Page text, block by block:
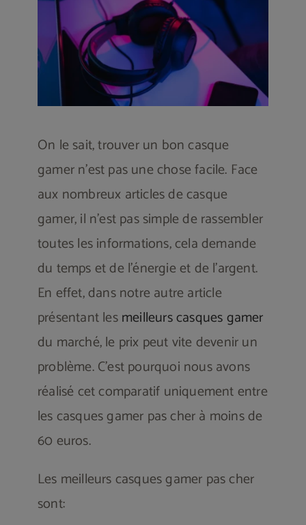
Les chaises gamers
Écrans gamer
Bureaux gamer
Contactez-nous
On le sait, trouver un bon casque
gamer n’est pas une chose facile. Face
aux nombreux articles de casque
gamer, il n’est pas simple de rassembler
toutes les informations, cela demande
du temps et de l’énergie et de l’argent.
En effet, dans notre autre article
présentant lesmeilleurs casques gamer
du marché, le prix peut vite devenir un
problème. C’est pourquoi nous avons
réalisé cet comparatif uniquement entre
les casques gamer pas cher à moins de
60 euros.
Les meilleurs casques gamer pas cher
sont: